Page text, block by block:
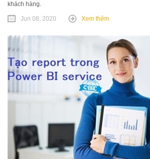
khách hàng.
Jun 08, 2020 Xem thêm